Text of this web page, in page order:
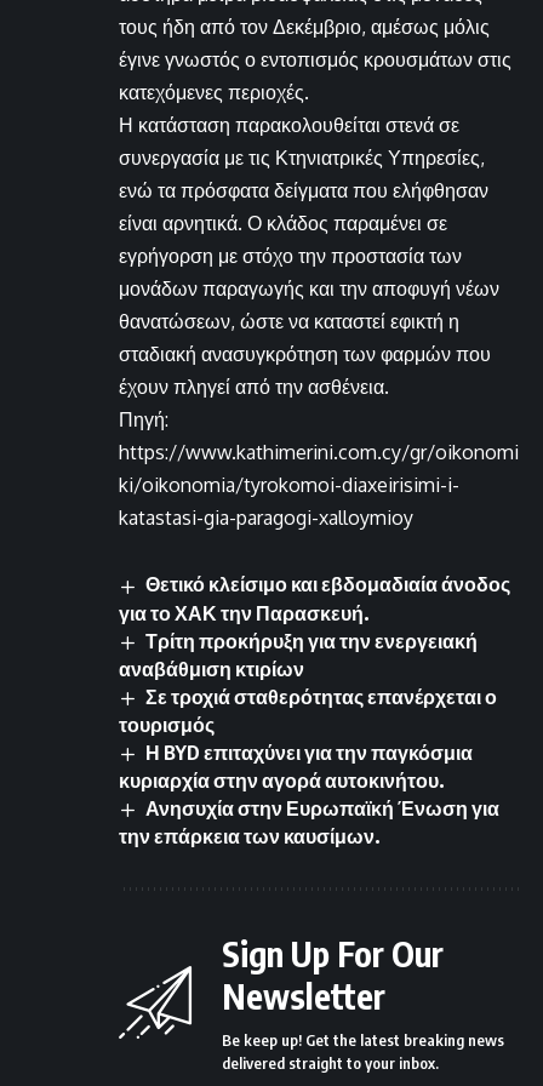
τους ήδη από τον Δεκέμβριο, αμέσως μόλις
έγινε γνωστός ο εντοπισμός κρουσμάτων στις
κατεχόμενες περιοχές.
Η κατάσταση παρακολουθείται στενά σε
συνεργασία με τις Κτηνιατρικές Υπηρεσίες,
ενώ τα πρόσφατα δείγματα που ελήφθησαν
είναι αρνητικά. Ο κλάδος παραμένει σε
εγρήγορση με στόχο την προστασία των
μονάδων παραγωγής και την αποφυγή νέων
θανατώσεων, ώστε να καταστεί εφικτή η
σταδιακή ανασυγκρότηση των φαρμών που
έχουν πληγεί από την ασθένεια.
Πηγή:
https://www.kathimerini.com.cy/gr/oikonomi
ki/oikonomia/tyrokomoi-diaxeirisimi-i-
katastasi-gia-paragogi-xalloymioy
Θετικό κλείσιμο και εβδομαδιαία άνοδος
για το ΧΑΚ την Παρασκευή.
Τρίτη προκήρυξη για την ενεργειακή
αναβάθμιση κτιρίων
Σε τροχιά σταθερότητας επανέρχεται ο
τουρισμός
Η BYD επιταχύνει για την παγκόσμια
κυριαρχία στην αγορά αυτοκινήτου.
Ανησυχία στην Ευρωπαϊκή Ένωση για
την επάρκεια των καυσίμων.
Sign Up For Our
Newsletter
Be keep up! Get the latest breaking news
delivered straight to your inbox.